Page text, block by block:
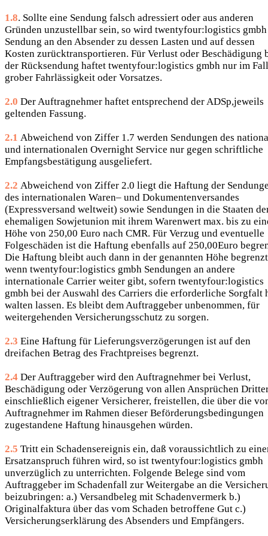
1.8. Sollte eine Sendung falsch adressiert oder aus anderen
Gründen unzustellbar sein, so wird twentyfour:logistics
Sendung an den Absender zu dessen Lasten und auf dessen
Kosten zurücktransportieren. Für Verlust oder Beschädigung
der Rücksendung haftet twentyfour:logistics gmbh nur im
grober Fahrlässigkeit oder Vorsatzes.
2.0 Der Auftragnehmer haftet entsprechend der ADSp,jeweils
geltenden Fassung.
2.1 Abweichend von Ziffer 1.7 werden Sendungen des
und internationalen Overnight Service nur gegen schriftliche
Empfangsbestätigung ausgeliefert.
2.2 Abweichend von Ziffer 2.0 liegt die Haftung der
des internationalen Waren– und Dokumentenversandes
(Expressversand weltweit) sowie Sendungen in die Staaten
ehemaligen Sowjetunion mit ihrem Warenwert max. bis zu
Höhe von 250,00 Euro nach CMR. Für Verzug und eventuelle
Folgeschäden ist die Haftung ebenfalls auf 250,00Euro
Die Haftung bleibt auch dann in der genannten Höhe
wenn twentyfour:logistics gmbh Sendungen an andere
internationale Carrier weiter gibt, sofern twentyfour:logistics
gmbh bei der Auswahl des Carriers die erforderliche Sorgfalt
walten lassen. Es bleibt dem Auftraggeber unbenommen, für
weitergehenden Versicherungsschutz zu sorgen.
2.3 Eine Haftung für Lieferungsverzögerungen ist auf den
dreifachen Betrag des Frachtpreises begrenzt.
2.4 Der Auftraggeber wird den Auftragnehmer bei Verlust,
Beschädigung oder Verzögerung von allen Ansprüchen
einschließlich eigener Versicherer, freistellen, die über die
Auftragnehmer im Rahmen dieser Beförderungsbedingungen
zugestandene Haftung hinausgehen würden.
2.5 Tritt ein Schadensereignis ein, daß voraussichtlich zu
Ersatzanspruch führen wird, so ist twentyfour:logistics gmbh
unverzüglich zu unterrichten. Folgende Belege sind vom
Auftraggeber im Schadenfall zur Weitergabe an die
beizubringen: a.) Versandbeleg mit Schadenvermerk b.)
Originalfaktura über das vom Schaden betroffene Gut c.)
Versicherungserklärung des Absenders und Empfängers.